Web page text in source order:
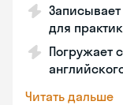
для
Погружает
Читать дальше